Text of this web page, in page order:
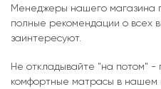
Менеджеры нашего магазина
полные рекомендации о всех
заинтересуют.
Не откладывайте "на потом" -
комфортные матрасы в нашем